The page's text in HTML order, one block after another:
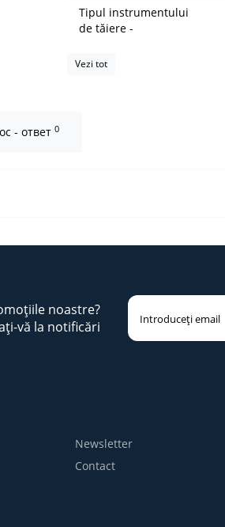
Tipul instrumentului
de tăiere -
Vezi tot
- ответ 0
noastre?
vă la notificări
Newsletter
Contact